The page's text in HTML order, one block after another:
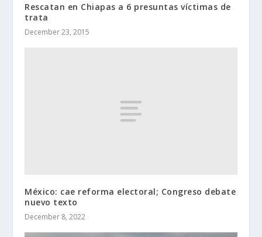
Rescatan en Chiapas a 6 presuntas víctimas de
trata
December 23, 2015
México: cae reforma electoral; Congreso debate
nuevo texto
December 8, 2022